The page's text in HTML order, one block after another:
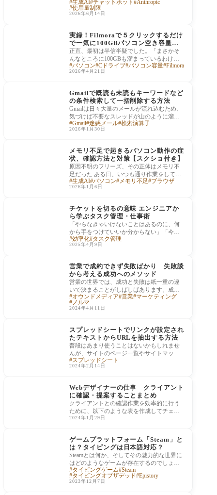
す。 「チャットを続けられるように会話を
圧縮し
生成AI チャットボット
Anthropic
使用量制限
2026年6月14日
実録！Filmoraで５クリックするだけ
で一気に100GBパソコン空き容量を
増やせた話
正直、最初は半信半疑でした。「まさかそ
んなところに100GBも溜まっているわけが
ない」と。でも実際にやってみたら本当に
そこにあ
パソコン Cドライブ パソコン容量 Filmora
2026年4月21日
Gmailで既読も未読もキーワードなど
の条件検索して一括削除する方法
Gmailは日々大量のメールが流れ込むため、
気づけば不要なスレッドが山のように溜ま
っていきます。特定のキーワードや送信
元、期間
Gmail 迷惑メール 検索演算子
2026年1月30日
メモリ不足で起きるパソコン動作の症
状、確認方法と対策【スクショ付き】
原因不明のフリーズ、その正体はメモリ不
足だった ある日、いつも通り作業をしてい
ると、Google Chromeの画面が突然最小化さ
れました
生成AI パソコン メモリ不足 ブラウザ
2026年1月6日
チケットを切るの意味 エンジニアか
ら学ぶタスク管理・仕事術
「やらなきゃいけないことはあるのに、何
から手をつけていいか分からない」「今日
何をしていたか思い出せない」。そんな経
験はあ
効率化 タスク管理
2025年4月9日
営業で成約できず失敗ばかり 失敗談
から考える成功へのメソッド
営業の世界では、成功と失敗は紙一重の違
いで決まることがしばしばあります。成約
に至らず失敗を繰り返す経験は、誰にとっ
ても心
オウンドメディア 営業 マーケティング
ノルマ
2024年4月11日
スプレッドシートでリンクが設定され
たテキストからURLを抽出する方法
普段はあまり使うことはないかもしれませ
んが、サイトのページ一覧やサイトマップ
を整理したりするときに、ハイパーリンク
がつい
スプレッドシート
2024年2月14日
Webデザイナーの仕事 クライアント
に確認・提案することまとめ
クライアントとの確認作業を効率的に行う
ために、以下のような表を作成してチェッ
クポイントを整理することが役立ちます。
2024年1月29日
ゲームプラットフォーム「Steam」と
は？タイピングは日本語対応？
Steamとは何か、そしてその魅力的な世界に
はどのようなゲームが存在するのでしょう
か？この記事では、Valve Corporationによっ
て開発さ
タイピングゲーム Steam
タイピングオブザデッド Epistory
2023年12月7日